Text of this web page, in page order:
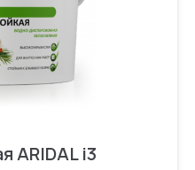
ARIDAL i3